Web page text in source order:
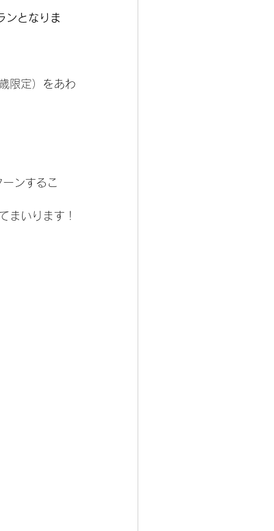
ンとなりま
限定）をあわ
ンするこ
まいります！